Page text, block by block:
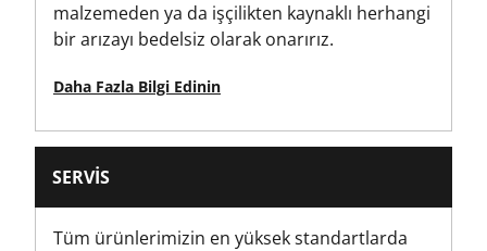
Ürün Ağırlığı [g]
30
30
malzemeden ya da işçilikten kaynaklı herhangi
bir arızayı bedelsiz olarak onarırız.
Daha Fazla Bilgi Edinin
SERVIS
Tüm ürünlerimizin en yüksek standartlarda